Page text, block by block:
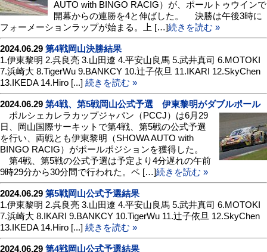
AUTO with BINGO RACIG）が、ポールトゥウインで
開幕からの連勝を4と伸ばした。 決勝は午後3時に
フォーメーションラップが始まる。上 […]続きを読む »
2024.06.29 第4戦岡山決勝結果
1.伊東黎明 2.呉良亮 3.山田遼 4.平安山良馬 5.武井真司 6.MOTOKI
7.浜崎大 8.TigerWu 9.BANKCY 10.辻子依旦 11.IKARI 12.SkyChen
13.IKEDA 14.Hiro [...] 続きを読む »
2024.06.29 第4戦、第5戦岡山公式予選 伊東黎明がダブルポール
ポルシェカレラカップジャパン（PCCJ）は6月29
日、岡山国際サーキットで第4戦、第5戦の公式予選
を行い、両戦とも伊東黎明（SHOWA AUTO with
BINGO RACIG）がポールポジションを獲得した。
第4戦、第5戦の公式予選は予定より4分遅れの午前
9時29分から30分間で行われた。ベ […]続きを読む »
2024.06.29 第5戦岡山公式予選結果
1.伊東黎明 2.呉良亮 3.山田遼 4.平安山良馬 5.武井真司 6.MOTOKI
7.浜崎大 8.IKARI 9.BANKCY 10.TigerWu 11.辻子依旦 12.SkyChen
13.IKEDA 14.Hiro [...] 続きを読む »
2024.06.29 第4戦岡山公式予選結果